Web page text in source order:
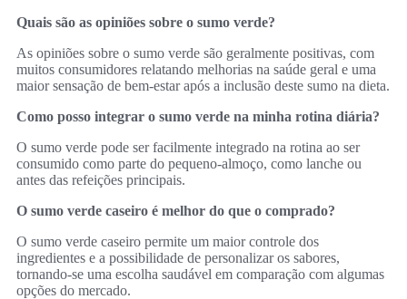
Quais são as opiniões sobre o sumo verde?
As opiniões sobre o sumo verde são geralmente positivas, com
muitos consumidores relatando melhorias na saúde geral e uma
maior sensação de bem-estar após a inclusão deste sumo na dieta.
Como posso integrar o sumo verde na minha rotina diária?
O sumo verde pode ser facilmente integrado na rotina ao ser
consumido como parte do pequeno-almoço, como lanche ou
antes das refeições principais.
O sumo verde caseiro é melhor do que o comprado?
O sumo verde caseiro permite um maior controle dos
ingredientes e a possibilidade de personalizar os sabores,
tornando-se uma escolha saudável em comparação com algumas
opções do mercado.